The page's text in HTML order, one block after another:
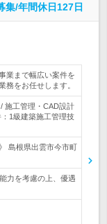
集/年間休日127日
業まで幅広い案件を
務をお任せします。
施工管理・CAD設計
1級建築施工管理技
島根県出雲市今市町
力を考慮の上、優遇